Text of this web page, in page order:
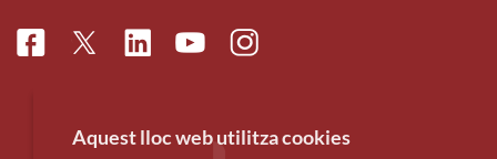
FacebookTwitterLinkedinYoutubeInstagram
Aquest lloc web utilitza cookies